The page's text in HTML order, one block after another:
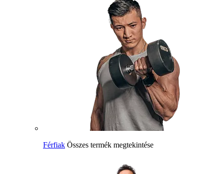
Férfiak Összes termék megtekintése